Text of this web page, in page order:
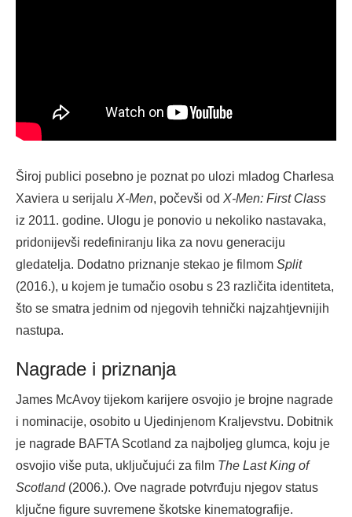
Široj publici posebno je poznat po ulozi mladog Charlesa
Xaviera u serijalu X-Men, počevši od X-Men: First Class
iz 2011. godine. Ulogu je ponovio u nekoliko nastavaka,
pridonijevši redefiniranju lika za novu generaciju
gledatelja. Dodatno priznanje stekao je filmom Split
(2016.), u kojem je tumačio osobu s 23 različita identiteta,
što se smatra jednim od njegovih tehnički najzahtjevnijih
nastupa.
Nagrade i priznanja
James McAvoy tijekom karijere osvojio je brojne nagrade
i nominacije, osobito u Ujedinjenom Kraljevstvu. Dobitnik
je nagrade BAFTA Scotland za najboljeg glumca, koju je
osvojio više puta, uključujući za film The Last King of
Scotland(2006.). Ove nagrade potvrđuju njegov status
ključne figure suvremene škotske kinematografije.